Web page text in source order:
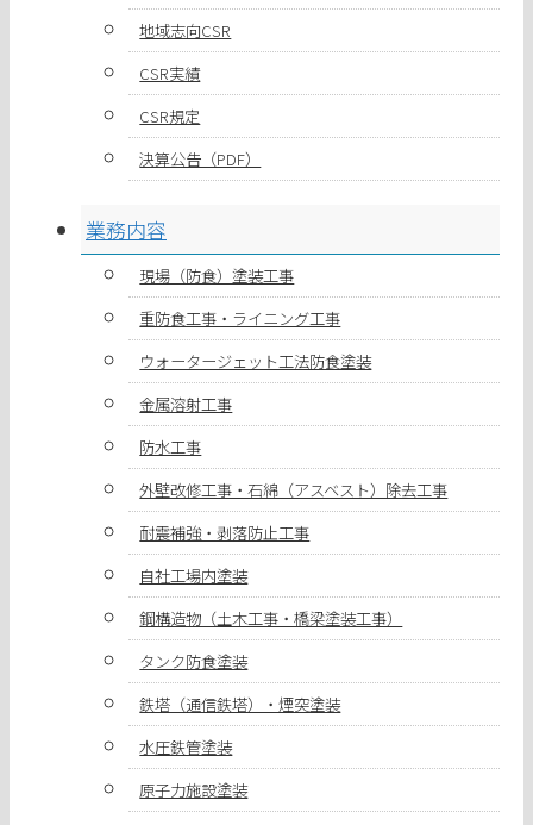
地域志向CSR
CSR実績
CSR規定
決算公告（PDF）
業務内容
現場（防食）塗装工事
重防食工事・ライニング工事
ウォータージェット工法防食塗装
金属溶射工事
防水工事
外壁改修工事・石綿（アスベスト）除去工事
耐震補強・剥落防止工事
自社工場内塗装
鋼構造物（土木工事・橋梁塗装工事）
タンク防食塗装
鉄塔（通信鉄塔）・煙突塗装
水圧鉄管塗装
原子力施設塗装